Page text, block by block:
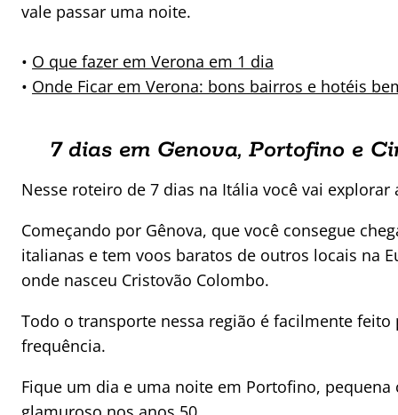
vale passar uma noite.
• O que fazer em Verona em 1 dia
• Onde Ficar em Verona: bons bairros e hotéis
7 dias em Genova, Portofino e
Nesse roteiro de 7 dias na Itália você vai
Começando por Gênova, que você consegue
italianas e tem voos baratos de outros locais na
onde nasceu Cristovão Colombo.
Todo o transporte nessa região é facilmente
frequência.
Fique um dia e uma noite em Portofino,